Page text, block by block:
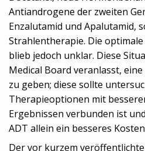
Antiandrogene der zweiten
Enzalutamid und Apalutamid,
Strahlentherapie. Die
blieb jedoch unklar. Diese
Medical Board veranlasst,
zu geben; diese sollte
Therapieoptionen mit
Ergebnissen verbunden ist
ADT allein ein besseres
Der vor kurzem